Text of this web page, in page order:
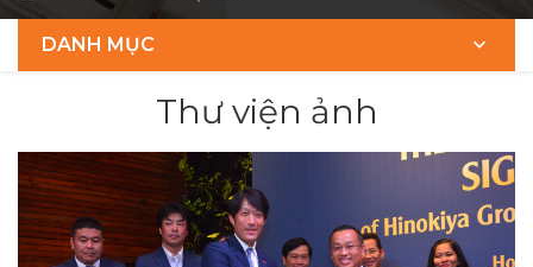
DANH MỤC
Thư viện ảnh